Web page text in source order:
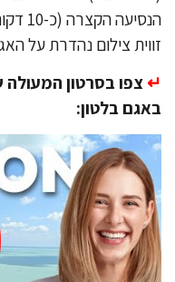
הנסיעה
צילום נהדרת על
בלטון: